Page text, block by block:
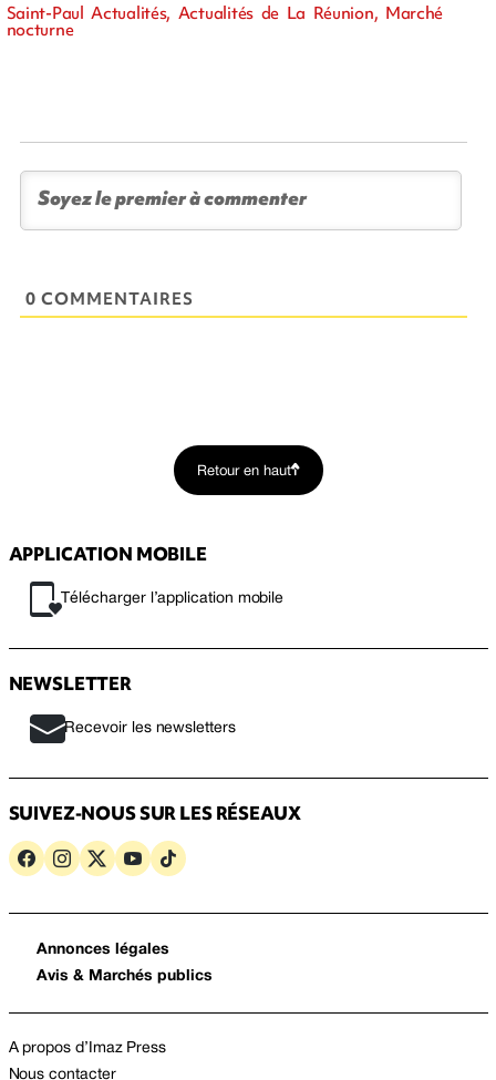
Saint-Paul Actualités, Actualités de La Réunion, Marché
nocturne
0 COMMENTAIRES
Retour en haut
APPLICATION MOBILE
Télécharger l’application mobile
NEWSLETTER
Recevoir les newsletters
SUIVEZ-NOUS SUR LES RÉSEAUX
Annonces légales
Avis & Marchés publics
A propos d’Imaz Press
Nous contacter